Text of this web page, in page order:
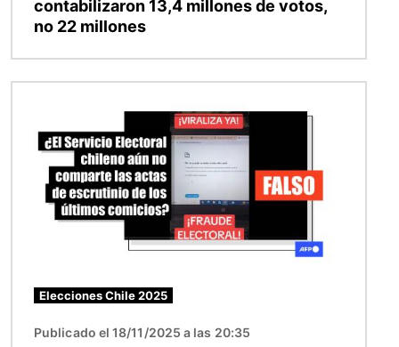
contabilizaron 13,4 millones de votos,
no 22 millones
Elecciones Chile 2025
Publicado el 18/11/2025 a las 20:35